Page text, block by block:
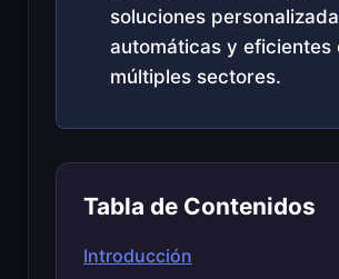
soluciones
automáticas y eficientes
múltiples sectores.
Tabla de Contenidos
Introducción